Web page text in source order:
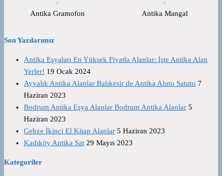
Antika Gramofon Antika Mangal
Son Yazılarımız
Antika Eşyaları En Yüksek Fiyatla Alanlar: İşte Antika Alan
Yerler! 19 Ocak 2024
Ayvalık Antika Alanlar Balıkesir de Antika Alımı Satımı 7
Haziran 2023
Bodrum Antika Eşya Alanlar Bodrum Antika Alanlar 5
Haziran 2023
Gebze İkinci El Kitap Alanlar 5 Haziran 2023
Kadıköy Antika Sat 29 Mayıs 2023
Kategoriler